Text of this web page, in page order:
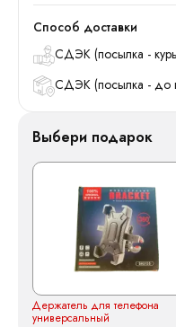
Способ доставки
СДЭК (посылка -
СДЭК (посылка - до
Выбери подарок
Держатель для телефона
универсальный